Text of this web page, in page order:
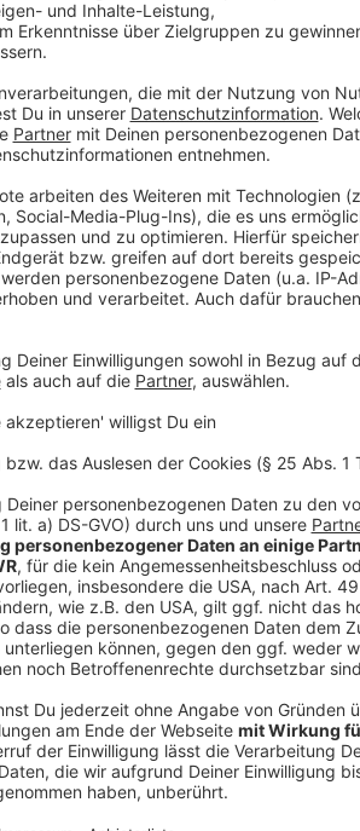
Zugangsstellen an der Uni-Mensa und an
Rudolfplatz aus kommen, finden über
Die Zugänge sind aber nur offen, wenn
Ausweichfläche wird die Uni-Wiese
sowie Essens- und Getränkestände geben.
Anzeige
Heumarkt und Alter Markt
Auch die meisten Straßen rund um die
u.a. die Deutzer Brücke stadteinwärts
Mehr Infos dazu und weitere Sperrungen
stattfindet, umso besser.
Anzeige
Hohe Auslastung im Kölner ÖPNV
Anzeige
Besonders früh sollte man dran sein für
Sonderzüge in die Stadt und wieder raus
Verspätungen und ggf. auch Ausfällen zu